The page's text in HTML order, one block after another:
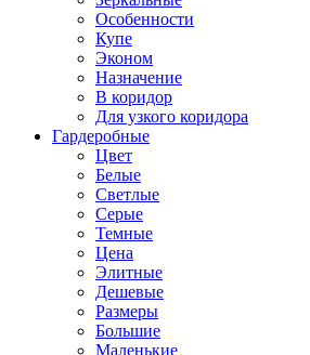
Особенности
Купе
Эконом
Назначение
В коридор
Для узкого коридора
Гардеробные
Цвет
Белые
Светлые
Серые
Темные
Цена
Элитные
Дешевые
Размеры
Большие
Маленькие